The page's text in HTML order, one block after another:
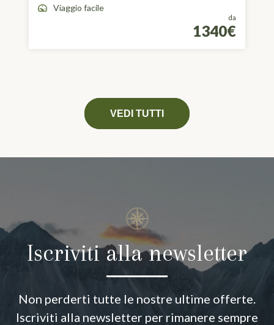
Viaggio facile
da
1340€
VEDI TUTTI
Iscriviti alla newsletter
Non perderti tutte le nostre ultime offerte.
Iscriviti alla newsletter per rimanere sempre